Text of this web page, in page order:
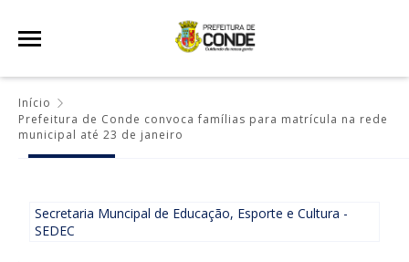
Início
Prefeitura de Conde convoca famílias para matrícula na rede
municipal até 23 de janeiro
Secretaria Muncipal de Educação, Esporte e Cultura -
SEDEC